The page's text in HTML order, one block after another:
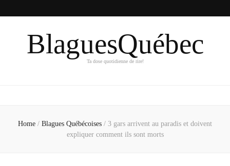
BlaguesQuébec
Ta dose quotidienne de rire!
Home / Blagues Québécoises / 3 gars arrivent au paradis et doivent
expliquer comment ils sont morts